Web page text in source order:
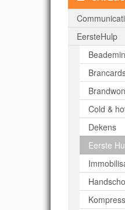
EersteHulp
Cold &
Dekens
Eerste